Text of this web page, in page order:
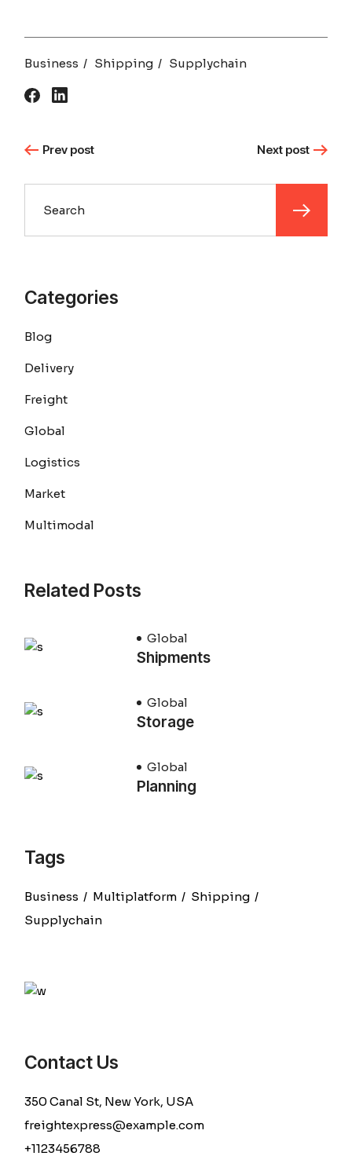
Business Shipping Supplychain
Prev post Next post
Categories
Blog
Delivery
Freight
Global
Logistics
Market
Multimodal
Related Posts
Global
Shipments
Global
Storage
Global
Planning
Tags
Business Multiplatform
Shipping
Supplychain
Contact Us
350 Canal St, New York, USA
freightexpress@example.com
+1123456788